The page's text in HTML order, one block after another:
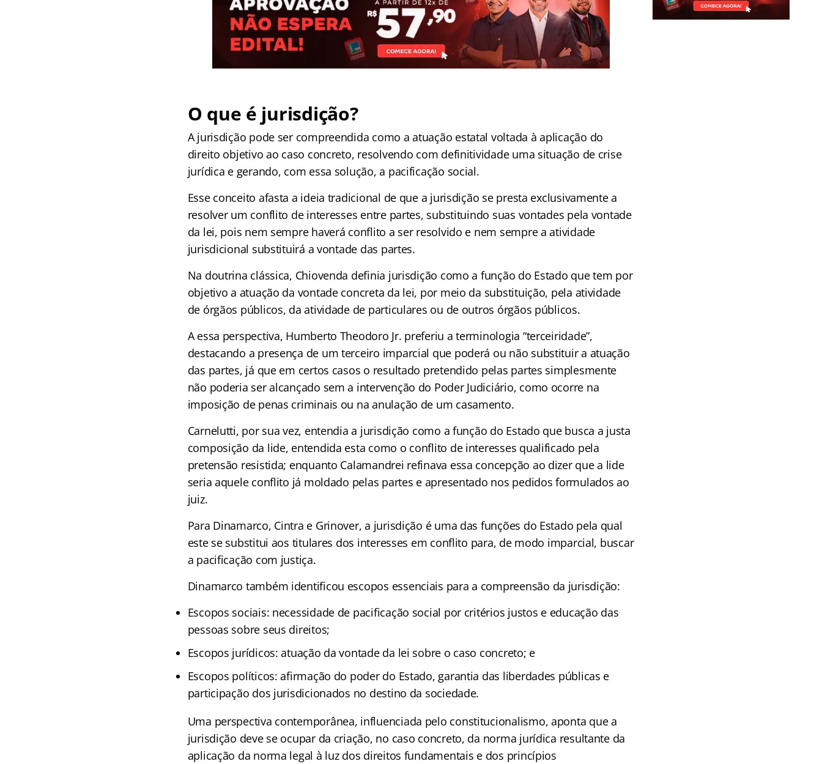
O que é jurisdição?
A jurisdição pode ser compreendida como a atuação estatal voltada à aplicação do
direito objetivo ao caso concreto, resolvendo com definitividade uma situação de crise
jurídica e gerando, com essa solução, a pacificação social.
Esse conceito afasta a ideia tradicional de que a jurisdição se presta exclusivamente a
resolver um conflito de interesses entre partes, substituindo suas vontades pela vontade
da lei, pois nem sempre haverá conflito a ser resolvido e nem sempre a atividade
jurisdicional substituirá a vontade das partes.
Na doutrina clássica, Chiovenda definia jurisdição como a função do Estado que tem por
objetivo a atuação da vontade concreta da lei, por meio da substituição, pela atividade
de órgãos públicos, da atividade de particulares ou de outros órgãos públicos.
A essa perspectiva, Humberto Theodoro Jr. preferiu a terminologia “terceiridade”,
destacando a presença de um terceiro imparcial que poderá ou não substituir a atuação
das partes, já que em certos casos o resultado pretendido pelas partes simplesmente
não poderia ser alcançado sem a intervenção do Poder Judiciário, como ocorre na
imposição de penas criminais ou na anulação de um casamento.
Carnelutti, por sua vez, entendia a jurisdição como a função do Estado que busca a justa
composição da lide, entendida esta como o conflito de interesses qualificado pela
pretensão resistida; enquanto Calamandrei refinava essa concepção ao dizer que a lide
seria aquele conflito já moldado pelas partes e apresentado nos pedidos formulados ao
juiz.
Para Dinamarco, Cintra e Grinover, a jurisdição é uma das funções do Estado pela qual
este se substitui aos titulares dos interesses em conflito para, de modo imparcial, buscar
a pacificação com justiça.
Dinamarco também identificou escopos essenciais para a compreensão da jurisdição:
Escopos sociais: necessidade de pacificação social por critérios justos e educação das
pessoas sobre seus direitos;
Escopos jurídicos: atuação da vontade da lei sobre o caso concreto; e
Escopos políticos: afirmação do poder do Estado, garantia das liberdades públicas e
participação dos jurisdicionados no destino da sociedade.
Uma perspectiva contemporânea, influenciada pelo constitucionalismo, aponta que a
jurisdição deve se ocupar da criação, no caso concreto, da norma jurídica resultante da
aplicação da norma legal à luz dos direitos fundamentais e dos princípios